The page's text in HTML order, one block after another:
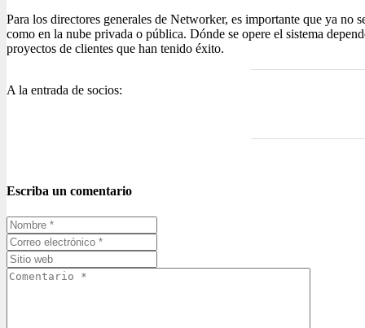
Para los directores generales de Networker, es importante que ya
como en la nube privada o pública. Dónde se opere el sistema
proyectos de clientes que han tenido éxito.
A la entrada de socios:
Escriba un comentario